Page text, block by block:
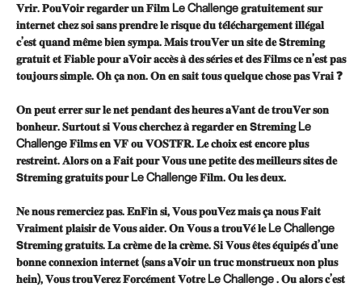
𝐕𝐫𝐢𝐫. 𝐏𝐨𝐮𝐕𝗼𝐢𝐫 𝐫𝐞𝐠𝐚𝐫𝐝𝐞𝐫 𝐮𝐧 𝐅𝐢𝐥𝐦 Le Challenge 𝐠𝐫𝐚𝐭𝐮𝐢𝐭𝐞𝐦𝐞𝐧𝐭 𝐬𝐮𝐫
𝐢𝐧𝐭𝐞𝐫𝐧𝐞𝐭 𝐜𝐡𝐞𝐳 𝐬𝐨𝐢 𝐬𝐚𝐧𝐬 𝐩𝐫𝐞𝐧𝐝𝐫𝐞 𝐥𝐞 𝐫𝐢𝐬𝐪𝐮𝐞 𝐝𝐮 𝐭𝐞́𝐥𝐞́𝐜𝐡𝐚𝐫𝐠𝐞𝐦𝐞𝐧𝐭 𝐢𝐥𝐥𝐞́𝐠𝐚𝐥
𝐜’𝐞𝐬𝐭 𝐪𝐮𝐚𝐧𝐝 𝐦𝐞̂𝐦𝐞 𝐛𝐢𝐞𝐧 𝐬𝐲𝐦𝐩𝐚. 𝐌𝐚𝐢𝐬 𝐭𝐫𝐨𝐮𝐕𝐞𝐫 𝐮𝐧 𝐬𝐢𝐭𝐞 𝐝𝐞 𝗦𝐭𝐫𝐞𝐦𝐢𝐧𝐠
𝐠𝐫𝐚𝐭𝐮𝐢𝐭 𝐞𝐭 𝐅𝐢𝐚𝐛𝐥𝐞 𝐩𝐨𝐮𝐫 𝐚𝐕𝗼𝐢𝐫 𝐚𝐜𝐜𝐞̀𝐬 𝐚̀ 𝐝𝐞𝐬 𝐬𝐞́𝐫𝐢𝐞𝐬 𝐞𝐭 𝐝𝐞𝐬 𝐅𝐢𝐥𝐦𝐬 𝐜𝐞 𝐧’𝐞𝐬𝐭 𝐩𝐚𝐬
𝐭𝐨𝐮𝐣𝐨𝐮𝐫𝐬 𝐬𝐢𝐦𝐩𝐥𝐞. 𝐎𝐡 𝐜̧𝐚 𝐧𝐨𝐧. 𝐎𝐧 𝐞𝐧 𝐬𝐚𝐢𝐭 𝐭𝐨𝐮𝐬 𝐪𝐮𝐞𝐥𝐪𝐮𝐞 𝐜𝐡𝐨𝐬𝐞 𝐩𝐚𝐬 𝐕𝐫𝐚𝐢 ❓
𝐎𝐧 𝐩𝐞𝐮𝐭 𝐞𝐫𝐫𝐞𝐫 𝐬𝐮𝐫 𝐥𝐞 𝐧𝐞𝐭 𝐩𝐞𝐧𝐝𝐚𝐧𝐭 𝐝𝐞𝐬 𝐡𝐞𝐮𝐫𝐞𝐬 𝐚𝐕𝐚𝐧𝐭 𝐝𝐞 𝐭𝐫𝐨𝐮𝐕𝐞𝐫 𝐬𝐨𝐧
𝐛𝐨𝐧𝐡𝐞𝐮𝐫. 𝐒𝐮𝐫𝐭𝐨𝐮𝐭 𝐬𝐢 𝐕𝐨𝐮𝐬 𝐜𝐡𝐞𝐫𝐜𝐡𝐞𝐳 𝐚̀ 𝐫𝐞𝐠𝐚𝐫𝐝𝐞𝐫 𝐞𝐧 𝗦𝐭𝐫𝐞𝐦𝐢𝐧𝐠 Le
Challenge 𝐅𝐢𝐥𝐦𝐬 𝐞𝐧 𝐕𝐅 𝐨𝐮 𝐕𝐎𝐒𝐓𝐅𝐑. 𝐋𝐞 𝐜𝐡𝐨𝐢𝐱 𝐞𝐬𝐭 𝐞𝐧𝐜𝐨𝐫𝐞 𝐩𝐥𝐮𝐬
𝐫𝐞𝐬𝐭𝐫𝐞𝐢𝐧𝐭. 𝐀𝐥𝐨𝐫𝐬 𝐨𝐧 𝐚 𝐅𝐚𝐢𝐭 𝐩𝐨𝐮𝐫 𝐕𝐨𝐮𝐬 𝐮𝐧𝐞 𝐩𝐞𝐭𝐢𝐭𝐞 𝐝𝐞𝐬 𝐦𝐞𝐢𝐥𝐥𝐞𝐮𝐫𝐬 𝐬𝐢𝐭𝐞𝐬 𝐝𝐞
𝗦𝐭𝐫𝐞𝐦𝐢𝐧𝐠 𝐠𝐫𝐚𝐭𝐮𝐢𝐭𝐬 𝐩𝐨𝐮𝐫 Le Challenge 𝐅𝐢𝐥𝐦. 𝐎𝐮 𝐥𝐞𝐬 𝐝𝐞𝐮𝐱.
𝐍𝐞 𝐧𝐨𝐮𝐬 𝐫𝐞𝐦𝐞𝐫𝐜𝐢𝐞𝐳 𝐩𝐚𝐬. 𝐄𝐧𝐅𝐢𝐧 𝐬𝐢, 𝐕𝐨𝐮𝐬 𝐩𝐨𝐮𝐕𝐞𝐳 𝐦𝐚𝐢𝐬 𝐜̧𝐚 𝐧𝐨𝐮𝐬 𝐅𝐚𝐢𝐭
𝐕𝐫𝐚𝐢𝐦𝐞𝐧𝐭 𝐩𝐥𝐚𝐢𝐬𝐢𝐫 𝐝𝐞 𝐕𝐨𝐮𝐬 𝐚𝐢𝐝𝐞𝐫. 𝐎𝐧 𝐕𝐨𝐮𝐬 𝐚 𝐭𝐫𝐨𝐮𝐕𝐞́ 𝐥𝐞 Le Challenge
𝗦𝐭𝐫𝐞𝐦𝐢𝐧𝐠 𝐠𝐫𝐚𝐭𝐮𝐢𝐭𝐬. 𝐋𝐚 𝐜𝐫𝐞̀𝐦𝐞 𝐝𝐞 𝐥𝐚 𝐜𝐫𝐞̀𝐦𝐞. 𝐒𝐢 𝐕𝐨𝐮𝐬 𝐞̂𝐭𝐞𝐬 𝐞́𝐪𝐮𝐢𝐩𝐞́𝐬 𝐝’𝐮𝐧𝐞
𝐛𝐨𝐧𝐧𝐞 𝐜𝐨𝐧𝐧𝐞𝐱𝐢𝐨𝐧 𝐢𝐧𝐭𝐞𝐫𝐧𝐞𝐭 (𝐬𝐚𝐧𝐬 𝐚𝐕𝗼𝐢𝐫 𝐮𝐧 𝐭𝐫𝐮𝐜 𝐦𝐨𝐧𝐬𝐭𝐫𝐮𝐞𝐮𝐱 𝐧𝐨𝐧 𝐩𝐥𝐮𝐬
𝐡𝐞𝐢𝐧), 𝐕𝐨𝐮𝐬 𝐭𝐫𝐨𝐮𝐕𝐞𝐫𝐞𝐳 𝐅𝐨𝐫𝐜𝐞́𝐦𝐞𝐧𝐭 𝐕𝐨𝐭𝐫𝐞 Le Challenge . 𝐎𝐮 𝐚𝐥𝐨𝐫𝐬 𝐜’𝐞𝐬𝐭